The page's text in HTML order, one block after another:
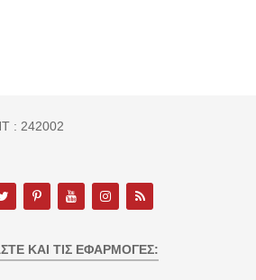
: 242002
ΚΑΙ ΤΙΣ ΕΦΑΡΜΟΓΈΣ: